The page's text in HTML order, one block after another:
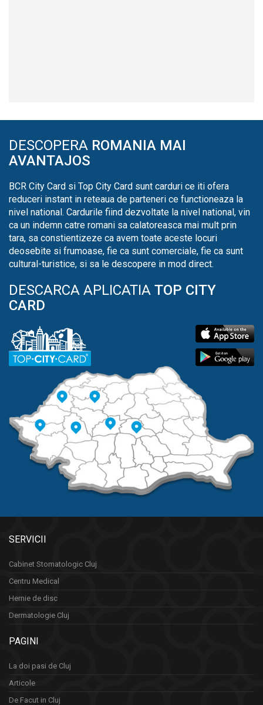
DESCOPERA ROMANIA MAI
AVANTAJOS
BCR City Card si Top City Card sunt carduri ce iti ofera
reduceri instant in reteaua de parteneri ce functioneaza la
nivel national. Cardurile fiind dezvoltate la nivel national, vin
ca un indemn catre romani sa calatoreasca mai mult prin
tara, sa constientizeze ca avem toate aceste locuri
deosebite si frumoase, fie ca sunt comerciale, fie ca sunt
cultural-turistice, si sa le descopere in mod direct.
DESCARCA APLICATIA TOP CITY
CARD
SERVICII
Cabinet Stomatologic Cluj
Centru Medical
Hernie de disc
Dermatologie Cluj
PAGINI
La doi pasi de Cluj
Articole
De Facut in Cluj